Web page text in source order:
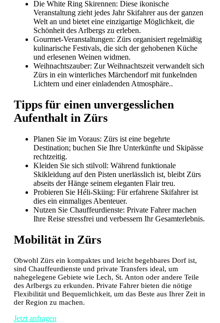
Die White Ring Skirennen: Diese ikonische
Veranstaltung zieht jedes Jahr Skifahrer aus der ganzen
Welt an und bietet eine einzigartige Möglichkeit, die
Schönheit des Arlbergs zu erleben.
Gourmet-Veranstaltungen: Zürs organisiert regelmäßig
kulinarische Festivals, die sich der gehobenen Küche
und erlesenen Weinen widmen.
Weihnachtszauber: Zur Weihnachtszeit verwandelt sich
Zürs in ein winterliches Märchendorf mit funkelnden
Lichtern und einer einladenden Atmosphäre..
Tipps für einen unvergesslichen
Aufenthalt in Zürs
Planen Sie im Voraus: Zürs ist eine begehrte
Destination; buchen Sie Ihre Unterkünfte und Skipässe
rechtzeitig.
Kleiden Sie sich stilvoll: Während funktionale
Skikleidung auf den Pisten unerlässlich ist, bleibt Zürs
abseits der Hänge seinem eleganten Flair treu.
Probieren Sie Héli-Skiing: Für erfahrene Skifahrer ist
dies ein einmaliges Abenteuer.
Nutzen Sie Chauffeurdienste: Private Fahrer machen
Ihre Reise stressfrei und verbessern Ihr Gesamterlebnis.
Mobilität in Zürs
Obwohl Zürs ein kompaktes und leicht begehbares Dorf ist,
sind Chauffeurdienste und private Transfers ideal, um
nahegelegene Gebiete wie Lech, St. Anton oder andere Teile
des Arlbergs zu erkunden. Private Fahrer bieten die nötige
Flexibilität und Bequemlichkeit, um das Beste aus Ihrer Zeit in
der Region zu machen.
Jetzt anfragen